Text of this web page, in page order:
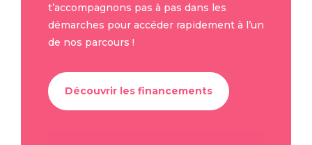
t’accompagnons pas à pas dans les
démarches pour accéder rapidement à l’un
de nos parcours !
Découvrir les financements